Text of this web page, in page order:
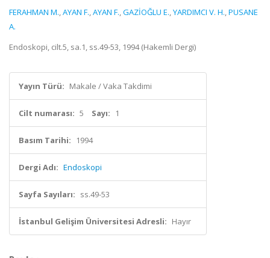
FERAHMAN M.,AYAN F.,AYAN F.,GAZİOĞLU E.,YARDIMCI V. H.,PUSANE
A.
Endoskopi, cilt.5, sa.1, ss.49-53, 1994 (Hakemli Dergi)
Yayın Türü: Makale / Vaka Takdimi
Cilt numarası: 5 Sayı: 1
Basım Tarihi: 1994
Dergi Adı: Endoskopi
Sayfa Sayıları: ss.49-53
İstanbul Gelişim Üniversitesi Adresli: Hayır